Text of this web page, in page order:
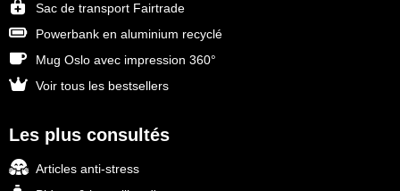
Sac de transport Fairtrade
Powerbank en aluminium recyclé
Mug Oslo avec impression 360°
Voir tous les bestsellers
Les plus consultés
Articles anti-stress